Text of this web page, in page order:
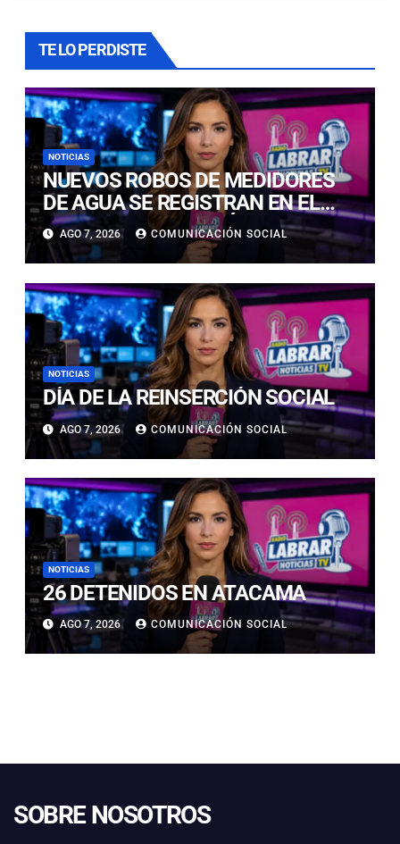
TE LO PERDISTE
NOTICIAS
NUEVOS ROBOS DE MEDIDORES
DE AGUA SE REGISTRAN EN EL
CENTRO DE COPIAPÓ
AGO 7, 2026 COMUNICACIÓN SOCIAL
NOTICIAS
DÍA DE LA REINSERCIÓN SOCIAL
AGO 7, 2026 COMUNICACIÓN SOCIAL
NOTICIAS
26 DETENIDOS EN ATACAMA
AGO 7, 2026 COMUNICACIÓN SOCIAL
SOBRE NOSOTROS